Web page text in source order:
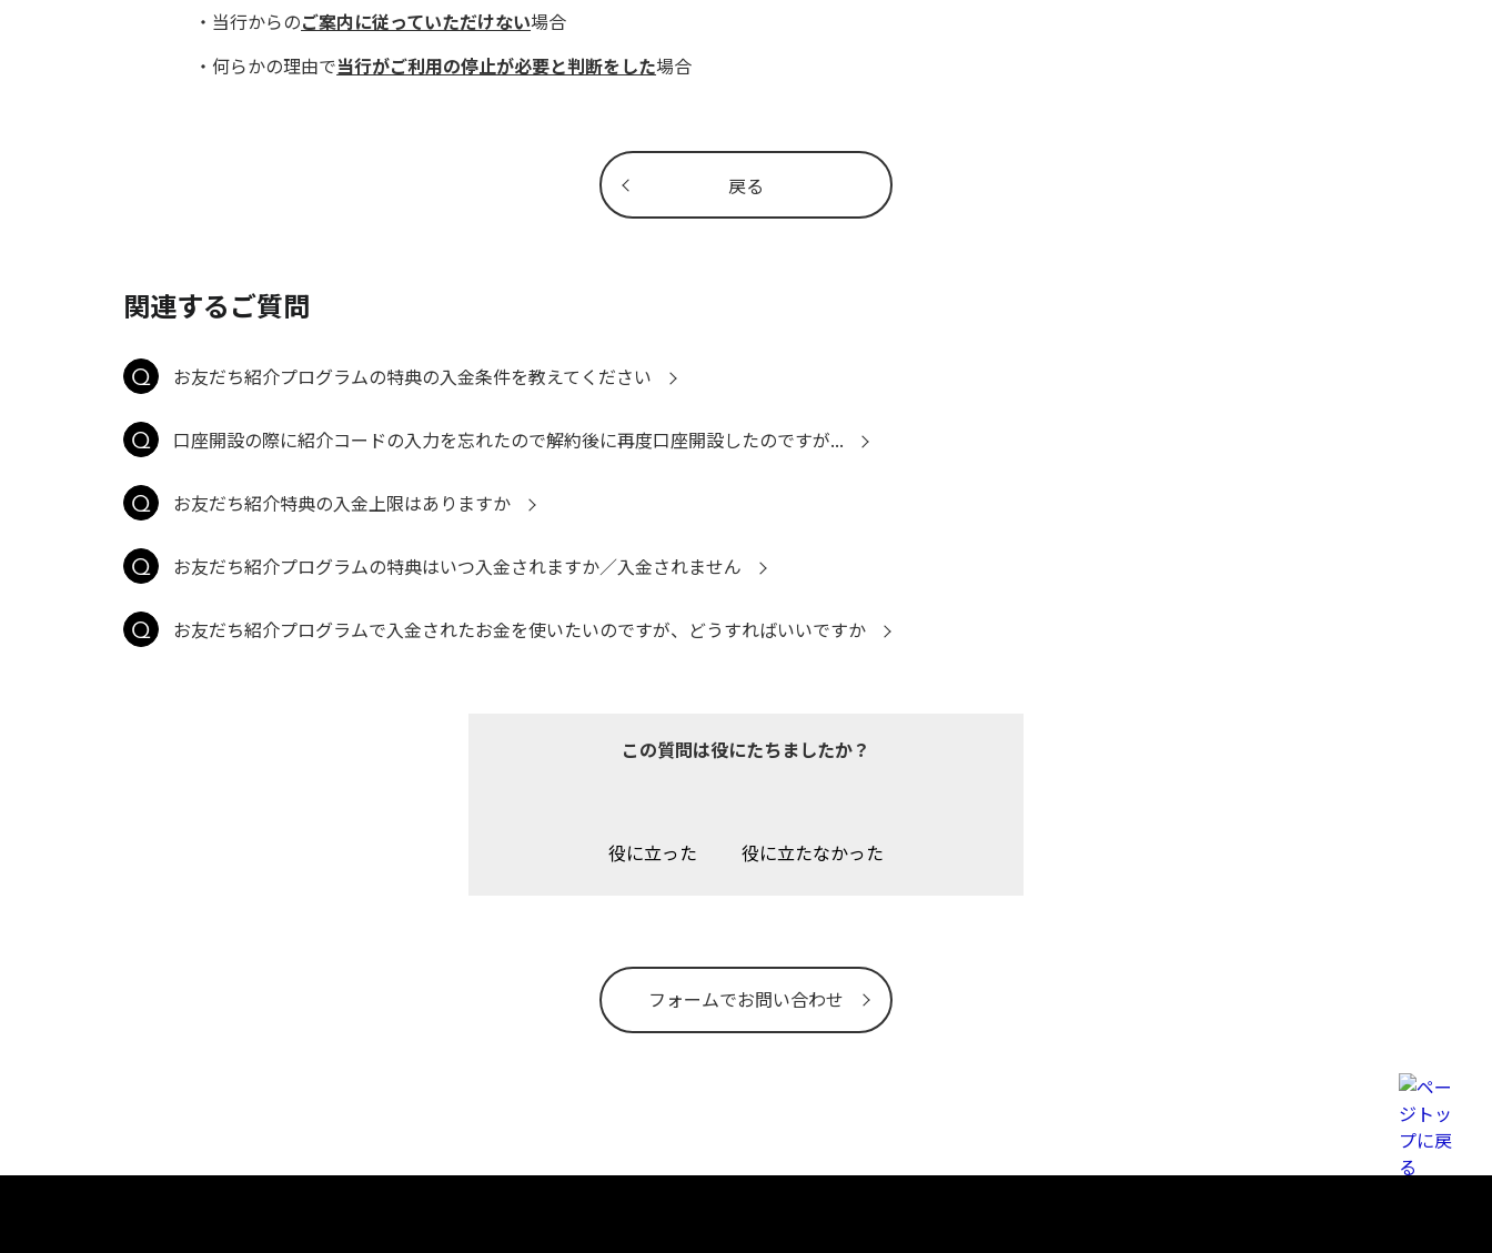
戻る
・当行からのご案内に従っていただけない場合
・何らかの理由で当行がご利用の停止が必要と判断をした場合
関連するご質問
お友だち紹介プログラムの特典の入金条件を教えてください
口座開設の際に紹介コードの入力を忘れたので解約後に再度口座開設したのですが...
お友だち紹介特典の入金上限はありますか
お友だち紹介プログラムの特典はいつ入金されますか／入金されません
お友だち紹介プログラムで入金されたお金を使いたいのですが、どうすればいいですか
この質問は役にたちましたか？
役に立った 役に立たなかった
フォームでお問い合わせ